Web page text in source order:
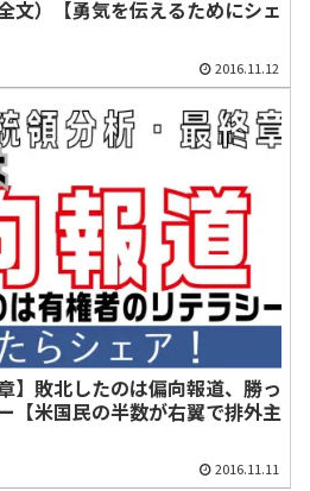
文）【勇気を伝えるためにシェ
2016.11.12
】敗北したのは偏向報道、勝っ
【米国民の半数が右翼で排外主
2016.11.11